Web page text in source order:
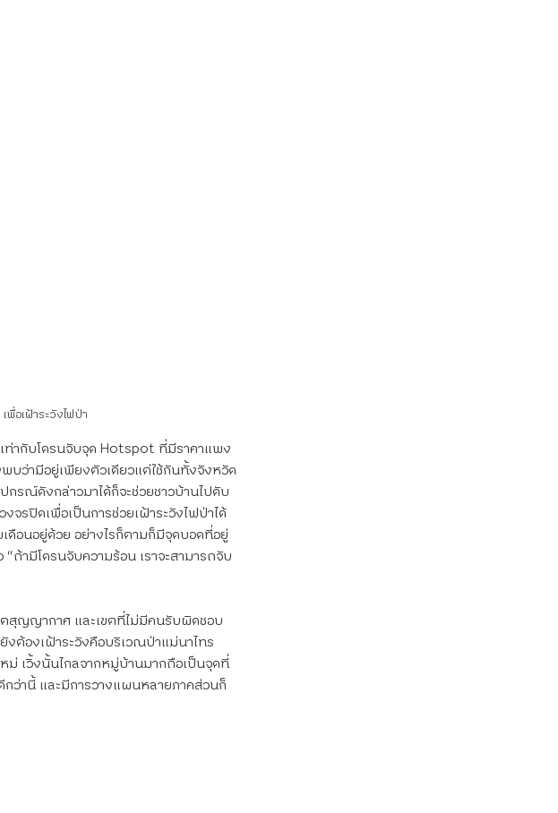
อเฝ้าระวังไฟป่า
ท่ากับโดรนจับจุด Hotspot ที่มีราคาแพง
บว่ามีอยู่เพียงตัวเดียวแต่ใช้กันทั้งจังหวัด
รณ์ดังกล่าวมาได้ก็จะช่วยชาวบ้านไปดับ
รปิดเพื่อเป็นการช่วยเฝ้าระวังไฟป่าได้
ดือนอยู่ด้วย อย่างไรก็ตามก็มีจุดบอดที่อยู่
ถ้ามีโดรนจับความร้อน เราจะสามารถจับ
สุญญากาศ และเขตที่ไม่มีคนรับผิดชอบ
ต้องเฝ้าระวังคือบริเวณป่าแม่นาไทร
ม่ เวิ้งนั้นไกลจากหมู่บ้านมากถือเป็นจุดที่
ว่านี้ และมีการวางแผนหลายภาคส่วนก็